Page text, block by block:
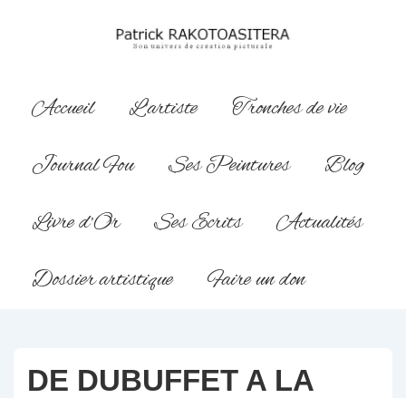
principal
Navigation
Accueil L’artiste
Tronches de vie
Journal Fou
Ses Peintures
Blog
Livre d’Or
Ses Ecrits
Actualités
Dossier artistique
Faire un don
DE DUBUFFET A LA